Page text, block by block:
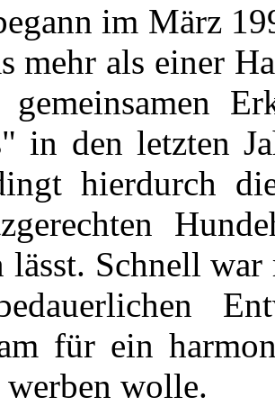
im März
mehr als einer
in den letzten
hierdurch
lässt. Schnell
für ein
wolle.